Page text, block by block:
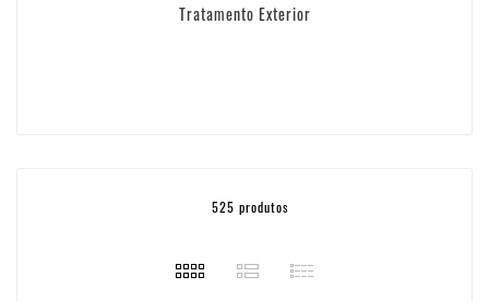
Tratamento Exterior
525 produtos